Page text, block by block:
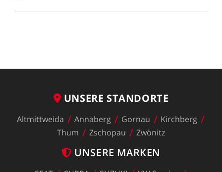
UNSERE STANDORTE
Altmittweida Annaberg Gornau
Kirchberg
Thum
Zschopau Zwönitz
UNSERE MARKEN